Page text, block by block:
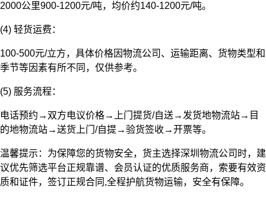
2000公里900-1200元/吨，均价约140-1200元/吨。
(4) 轻货运费：
100-500元/立方，具体价格因物流公司、运输距离、货物类型和
季节等因素有所不同，仅供参考。
(5) 服务流程：
电话预约→双方电议价格→上门提货/自送→发货地物流站→目
的地物流站→送货上门/自提→验货签收→开票等。
温馨提示：为保障您的货物安全，货主选择深圳物流公司时，建
议优先筛选平台正规靠谱、会员认证的优质服务商，索要有效资
质和证件，签订正规合同,全程护航货物运输，安全有保障。